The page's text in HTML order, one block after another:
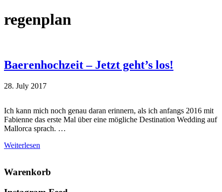
regenplan
Baerenhochzeit – Jetzt geht’s los!
28. July 2017
Ich kann mich noch genau daran erinnern, als ich anfangs 2016 mit
Fabienne das erste Mal über eine mögliche Destination Wedding auf
Mallorca sprach. …
Weiterlesen
Primary
Sidebar
Warenkorb